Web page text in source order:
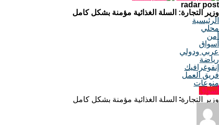
radar post
وزير التجارة: السلة الغذائية مؤمنة بشكل كامل
الرئيسية
محلي
أمن
أسواق
عربي ودولي
رياضة
إنفوغرافيك
فريق العمل
منوعات
أسواق
وزير التجارة: السلة الغذائية مؤمنة بشكل كامل